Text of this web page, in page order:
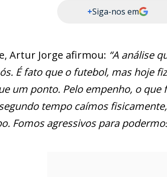
+Siga-nos em
Artur Jorge afirmou: “A análise
É fato que o futebol, mas hoje
um ponto. Pelo empenho, o
tempo caímos
Fomos agressivos para